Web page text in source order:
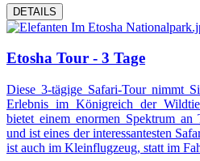
DETAILS
Etosha Tour - 3 Tage
Diese 3-tägige Safari-Tour nimmt
Erlebnis im Königreich der
bietet einem enormen Spektrum an
und ist eines der interessantesten
ist auch im Kleinflugzeug, statt im